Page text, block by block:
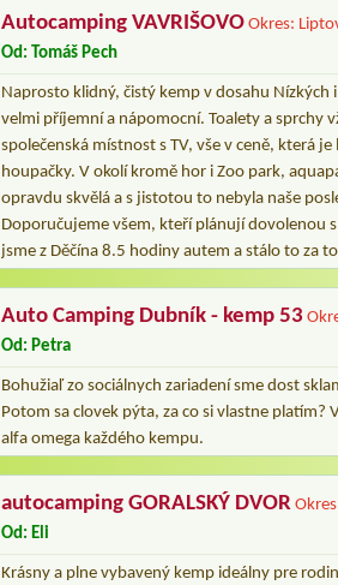
Autocamping VAVRIŠOVO Okres:
Od: Tomáš Pech
Naprosto klidný, čistý kemp v dosahu
velmi příjemní a nápomocní. Toalety a sprchy
společenská místnost s TV, vše v ceně, která
houpačky. V okolí kromě hor i Zoo park,
opravdu skvělá a s jistotou to nebyla naše
Doporučujeme všem, kteří plánují dovolenou
jsme z Děčína 8.5 hodiny autem a stálo to za
Auto Camping Dubník - kemp 53
Od: Petra
Bohužiaľ zo sociálnych zariadení sme dost
Potom sa clovek pýta, za co si vlastne platím?
alfa omega každého kempu.
autocamping GORALSKÝ DVOR
Od: Eli
Krásny a plne vybavený kemp ideálny pre